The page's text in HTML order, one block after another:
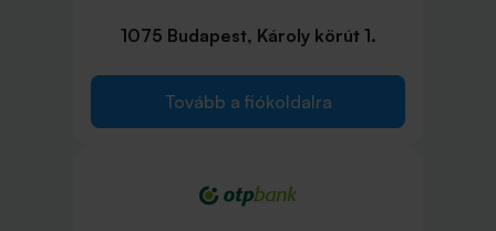
1075 Budapest, Károly körút 1.
Tovább a fiókoldalra